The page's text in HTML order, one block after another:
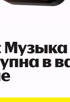
Музыка
в